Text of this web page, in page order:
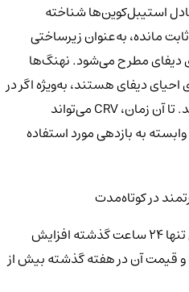
استیبل‌کوین‌ها شناخته
مانده، به‌عنوان زیرساختی
دیفای مطرح می‌شود. نهنگ‌ها
دیفای هستند، به‌ویژه اگر در
ماه سپتامبر تسهیل پولی رخ دهد. تا آن زمان، CRV می‌تواند
به بازدهی مورد استفاده
توکن بلاک‌استریت (BLOCK) طی تنها ۲۴ ساعت گذشته افزایش
و قیمت آن در هفته گذشته بیش از